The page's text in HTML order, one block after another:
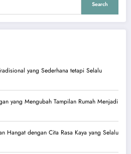
Search
yang Sederhana tetapi Selalu
yang Mengubah Tampilan Rumah Menjadi
Hangat dengan Cita Rasa Kaya yang Selalu